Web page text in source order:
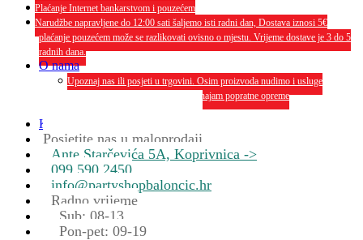
Plaćanje Internet bankarstvom i pouzećem
Narudžbe napravljene do 12:00 sati šaljemo isti radni dan, Dostava iznosi 5€
plaćanje pouzećem može se razlikovati ovisno o mjestu. Vrijeme dostave je 3 do 5
radnih dana.
O nama
Upoznaj nas ili posjeti u trgovini. Osim proizvoda nudimo i usluge
dekoriranja interijera i eksterija te najam popratne opreme
Kontakt
Posjetite nas u maloprodaji
Ante Starčevića 5A, Koprivnica ->
099 590 2450
info@partyshopbaloncic.hr
Radno vrijeme
Sub: 08-13
Pon-pet: 09-19